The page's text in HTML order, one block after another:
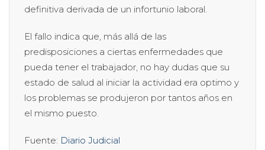
definitiva derivada de un infortunio laboral.
El fallo indica que, más allá de las
predisposiciones a ciertas enfermedades que
pueda tener el trabajador, no hay dudas que su
estado de salud al iniciar la actividad era optimo y
los problemas se produjeron por tantos años en
el mismo puesto.
Fuente: Diario Judicial